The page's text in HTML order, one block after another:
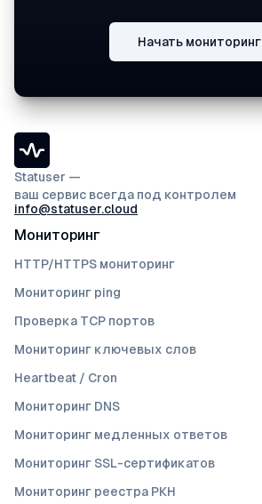
Начать мониторинг
Statuser —
ваш сервис всегда под контролем
info@statuser.cloud
Мониторинг
HTTP/HTTPS мониторинг
Мониторинг ping
Проверка TCP портов
Мониторинг ключевых слов
Heartbeat / Cron
Мониторинг DNS
Мониторинг медленных ответов
Мониторинг SSL-сертификатов
Мониторинг реестра РКН